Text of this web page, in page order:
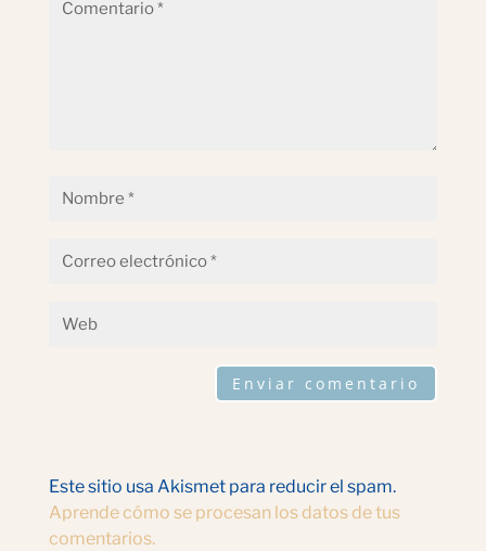
Enviar comentario
Este sitio usa Akismet para reducir el spam.
Aprende cómo se procesan los datos de tus
comentarios.